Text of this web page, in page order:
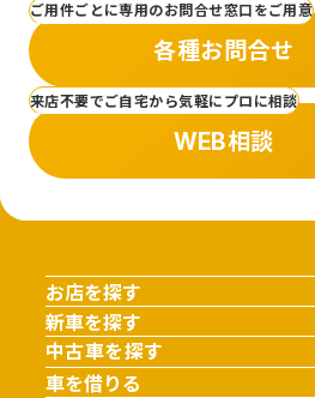
ご用件ごとに専用のお問合せ窓口をご用意
各種お問合せ
来店不要でご自宅から気軽にプロに相談
WEB相談
お店を探す
新車を探す
中古車を探す
車を借りる